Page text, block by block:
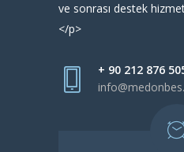
ve sonrası destek
</p>
+ 90 212 876